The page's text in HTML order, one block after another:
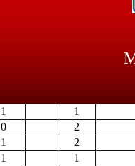
1 1
0 2
1 2
1 1